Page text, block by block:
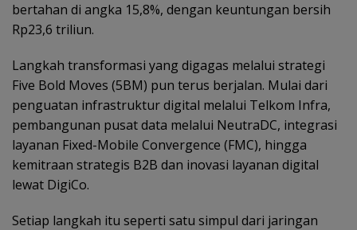
bertahan di angka 15,8%, dengan keuntungan bersih
Rp23,6 triliun.
Langkah transformasi yang digagas melalui strategi
Five Bold Moves (5BM) pun terus berjalan. Mulai dari
penguatan infrastruktur digital melalui Telkom Infra,
pembangunan pusat data melalui NeutraDC, integrasi
layanan Fixed-Mobile Convergence (FMC), hingga
kemitraan strategis B2B dan inovasi layanan digital
lewat DigiCo.
Setiap langkah itu seperti satu simpul dari jaringan